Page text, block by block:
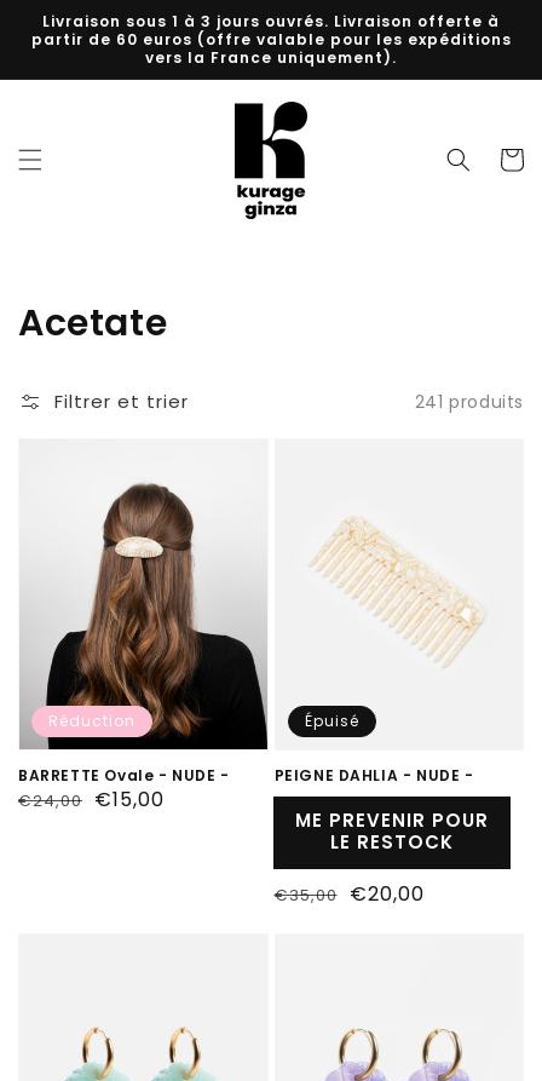
passer
au
Livraison sous 1 à 3 jours ouvrés. Livraison offerte à
partir de 60 euros (offre valable pour les expéditions
vers la France uniquement).
Panier
Collection:
Acetate
Filtrer et trier 241 produits
BARRETTE Ovale - NUDE -
Prix
€24,00 Prix
€15,00
Réduction
PEIGNE DAHLIA - NUDE -
ME PREVENIR POUR
LE RESTOCK
Prix
€35,00
Prix
€20,00
Épuisé